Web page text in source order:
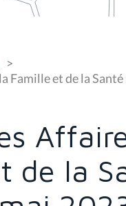
Famille et de la
de la